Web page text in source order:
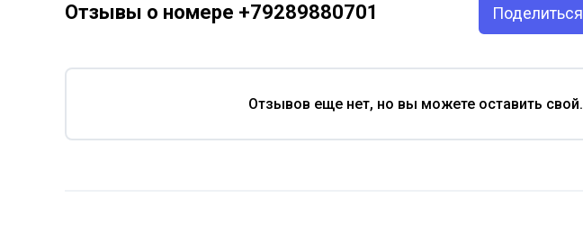
Отзывы о номере +79289880701 Поделиться
Отзывов еще нет, но вы можете оставить свой.